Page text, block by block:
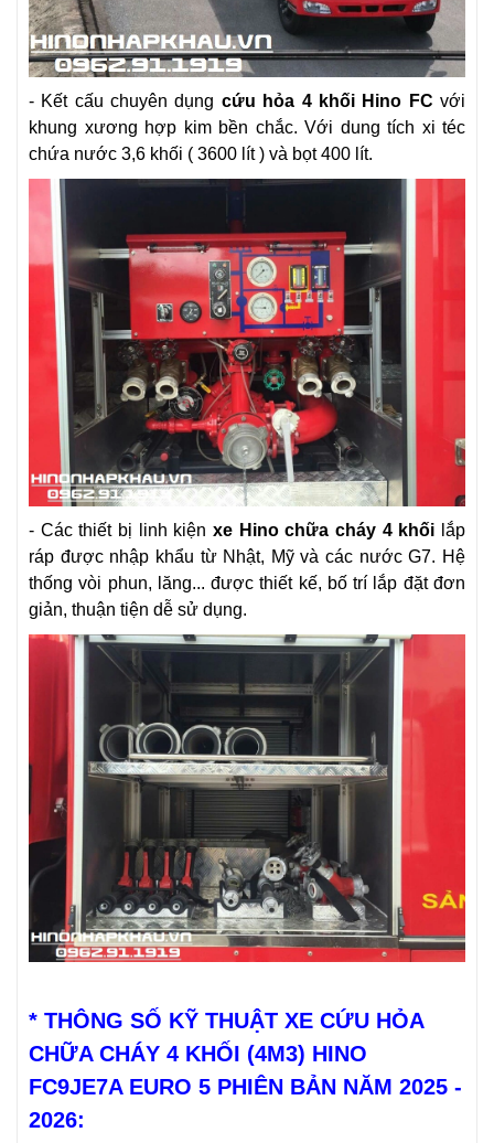
- Kết cấu chuyên dụng cứu hỏa 4 khối Hino FC với
khung xương hợp kim bền chắc. Với dung tích xi téc
chứa nước 3,6 khối ( 3600 lít ) và bọt 400 lít.
- Các thiết bị linh kiện xe Hino chữa cháy 4 khối lắp
ráp được nhập khẩu từ Nhật, Mỹ và các nước G7. Hệ
thống vòi phun, lăng... được thiết kế, bố trí lắp đặt đơn
giản, thuận tiện dễ sử dụng.
* THÔNG SỐ KỸ THUẬT XE CỨU HỎA
CHỮA CHÁY 4 KHỐI (4M3) HINO
FC9JE7A EURO 5 PHIÊN BẢN NĂM 2025 -
2026: